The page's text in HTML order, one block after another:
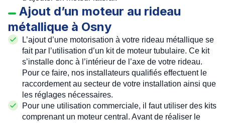
Ajout d’un moteur au rideau
métallique à Osny
L’ajout d’une motorisation à votre rideau métallique se
fait par l’utilisation d’un kit de moteur tubulaire. Ce kit
s’installe donc à l’intérieur de l’axe de votre rideau.
Pour ce faire, nos installateurs qualifiés effectuent le
raccordement au secteur de votre installation ainsi que
les réglages nécessaires.
Pour une utilisation commerciale, il faut utiliser des kits
comprenant un moteur central . Avant de réaliser le